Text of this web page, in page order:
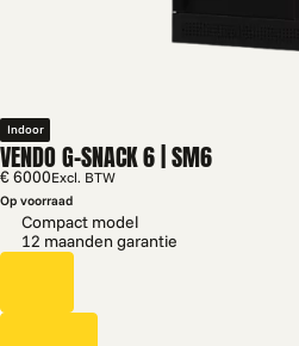
Indoor
VENDO G-SNACK 6 | SM6
€ 6000Excl. BTW
Op voorraad
Compact model
12 maanden garantie